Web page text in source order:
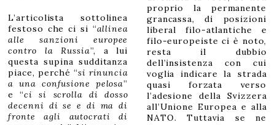
L’articolista sottolinea
festoso che ci si “allinea
alle sanzioni europee
contro la Russia”, a lui
questa supina sudditanza
piace, perché “si rinuncia
a una confusione pelosa”
e “ci si scrolla di dosso
decenni di se e di ma di
fronte agli autocrati di
proprio la permanente
grancassa, di posizioni
liberal filo-atlantiche e
filo-europeiste ci è noto,
resta il dubbio
dell’insistenza con cui
voglia indicare la strada
quasi forzata verso
l’adesione della Svizzera
all’Unione Europea e alla
NATO. Tuttavia se ne